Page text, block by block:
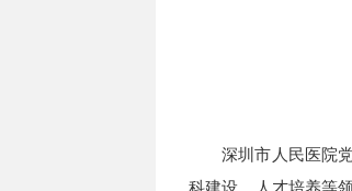
深圳市人民医院